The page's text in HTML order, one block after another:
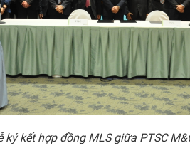
ký kết hợp đồng MLS giữa PTSC